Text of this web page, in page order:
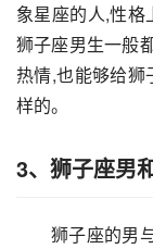
象星座的人,性格
狮子座男生一般
热情,也能够给狮
样的。
3、狮子座男
狮子座的男